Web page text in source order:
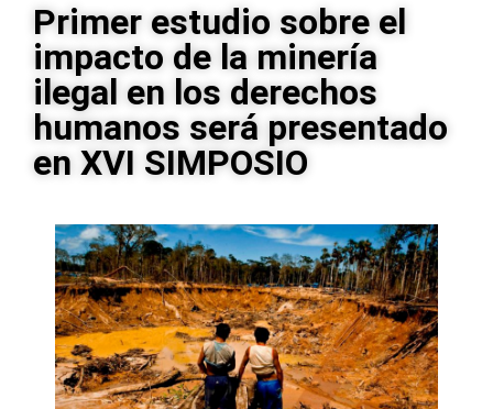
Primer estudio sobre el
impacto de la minería
ilegal en los derechos
humanos será presentado
en XVI SIMPOSIO